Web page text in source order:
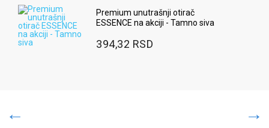
Premium unutrašnji otirač
ESSENCE na akciji - Tamno siva
394,32 RSD